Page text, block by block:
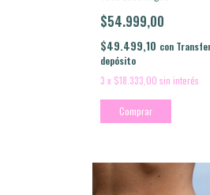
$54.999,00
$49.499,10 con
depósito
3 x $18.333,00 sin interés
Comprar